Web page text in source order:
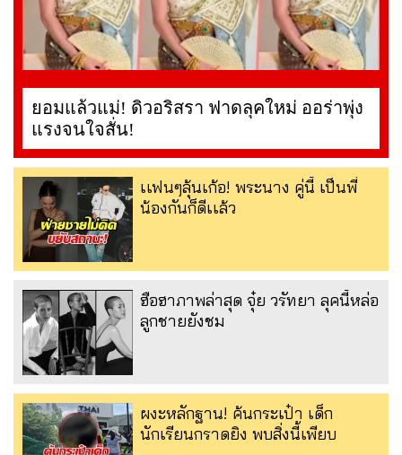
ยอมแล้วแม่! ดิวอริสรา ฟาดลุคใหม่ ออร่าพุ่ง
แรงจนใจสั่น!
เเฟนๆลุ้นเก้อ! พระนาง คู่นี้ เป็นพี่
น้องกันก็ดีเเล้ว
ฮือฮาภาพล่าสุด จุ๋ย วรัทยา ลุคนี้หล่อ
ลูกชายยังชม
ผงะหลักฐาน! ค้นกระเป๋า เด็ก
นักเรียนกราดยิง พบสิ่งนี้เพียบ